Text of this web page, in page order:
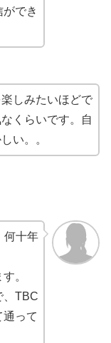
でき
しみたいほどで
くらいです。自
い。。
何十年
。
、TBC
って